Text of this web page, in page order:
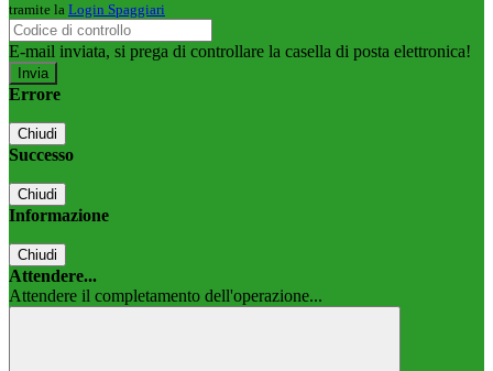
tramite la Login Spaggiari
E-mail inviata, si prega di controllare la casella di posta elettronica!
Errore
Chiudi
Successo
Chiudi
Informazione
Chiudi
Attendere...
Attendere il completamento dell'operazione...